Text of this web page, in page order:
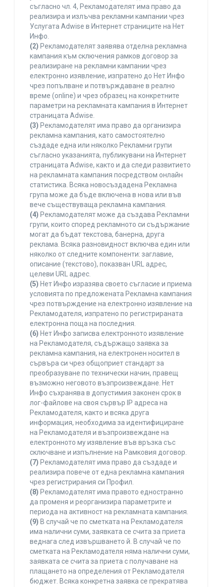
съгласно чл. 4, Рекламодателят има право да
реализира и излъчва рекламни кампании чрез
Услугата Adwise в Интернет страниците на Нет
Инфо.
(2) Рекламодателят заявява отделна рекламна
кампания към сключения рамков договор за
реализиране на рекламни кампании чрез
електронно изявление, изпратено до Нет Инфо
чрез попълване и потвърждаване в реално
време (online) и чрез образец на конкретните
параметри на рекламната кампания в Интернет
страницата Adwise.
(3) Рекламодателят има право да организира
рекламна кампания, като самостоятелно
създаде една или няколко Рекламни групи
съгласно указанията, публикувани на Интернет
страницата Adwise, както и да следи развитието
на рекламната кампания посредством онлайн
статистика. Всяка новосъздадена Рекламна
група може да бъде включена в нова или във
вече съществуваща рекламна кампания.
(4) Рекламодателят може да създава Рекламни
групи, които според рекламното си съдържание
могат да бъдат текстова, банерна, друга
реклама. Всяка разновидност включва един или
няколко от следните компоненти: заглавие,
описание (текстово), показван URL адрес,
целеви URL адрес.
(5) Нет Инфо изразява своето съгласие и приема
условията по предложената Рекламна кампания
чрез потвърждение на електронно изявление на
Рекламодателя, изпратено по регистрираната
електронна поща на последния.
(6) Нет Инфо записва електронното изявление
на Рекламодателя, съдържащо заявка за
рекламна кампания, на електронен носител в
сървъра си чрез общоприет стандарт за
преобразуване по технически начин, правещ
възможно неговото възпроизвеждане. Нет
Инфо съхранява в допустимия законен срок в
лог-файлове на своя сървър IP адреса на
Рекламодателя, както и всяка друга
информация, необходима за идентифициране
на Рекламодателя и възпроизвеждане на
електронното му изявление във връзка със
сключване и изпълнение на Рамковия договор.
(7) Рекламодателят има право да създаде и
реализира повече от една рекламна кампания
чрез регистрирания си Профил.
(8) Рекламодателят има правото едностранно
да променя и реорганизира параметрите и
периода на активност на рекламната кампания.
(9) В случай че по сметката на Рекламодателя
има налични суми, заявката се счита за приета
веднага след извършването й. В случай че по
сметката на Рекламодателя няма налични суми,
заявката се счита за приета с получаване на
плащането на определения от Рекламодателя
бюджет. Всяка конкретна заявка се прекратява